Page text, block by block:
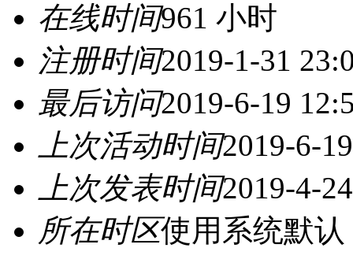
在线时间961 小时
注册时间2019-1-31
最后访问2019-6-19
上次活动时间2019-6-
上次发表时间2019-4-
所在时区使用系统默认